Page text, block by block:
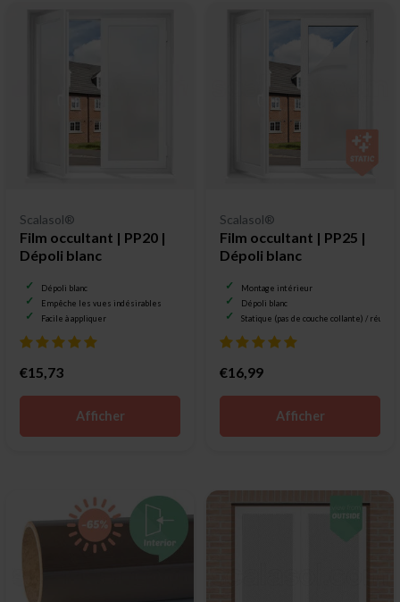
Scalasol®
Film occultant | PP20 |
Dépoli blanc
Dépoli blanc
Empêche les vues indésirables
Facile à appliquer
€15,73
Afficher
Scalasol®
Film occultant | PP25 |
Dépoli blanc
Montage intérieur
Dépoli blanc
Statique (pas de couche collante) /
€16,99
Afficher